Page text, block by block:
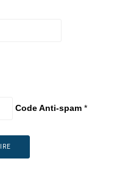
Code Anti-spam *